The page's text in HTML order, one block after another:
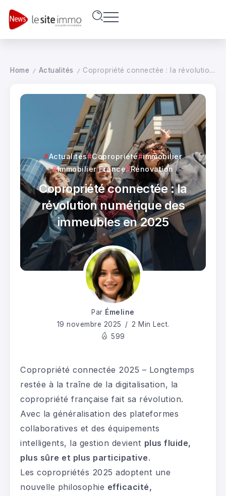
Home / Actualités / Copropriété connectée : la révolution numérique des immeubles en 2025
Actualités Copropriété immobilier
Immobilier France Rénovation
Copropriété connectée : la
révolution numérique des
immeubles en 2025
Par Émeline
19 novembre 2025
2 Min Lect.
599
Copropriété connectée 2025 – Longtemps
restée à la traîne de la digitalisation, la
copropriété française fait sa révolution.
Avec la généralisation des plateformes
collaboratives et des équipements
intelligents, la gestion devient plus fluide,
plus sûre et plus participative.
Les copropriétés 2025 adoptent une
nouvelle philosophie efficacité,